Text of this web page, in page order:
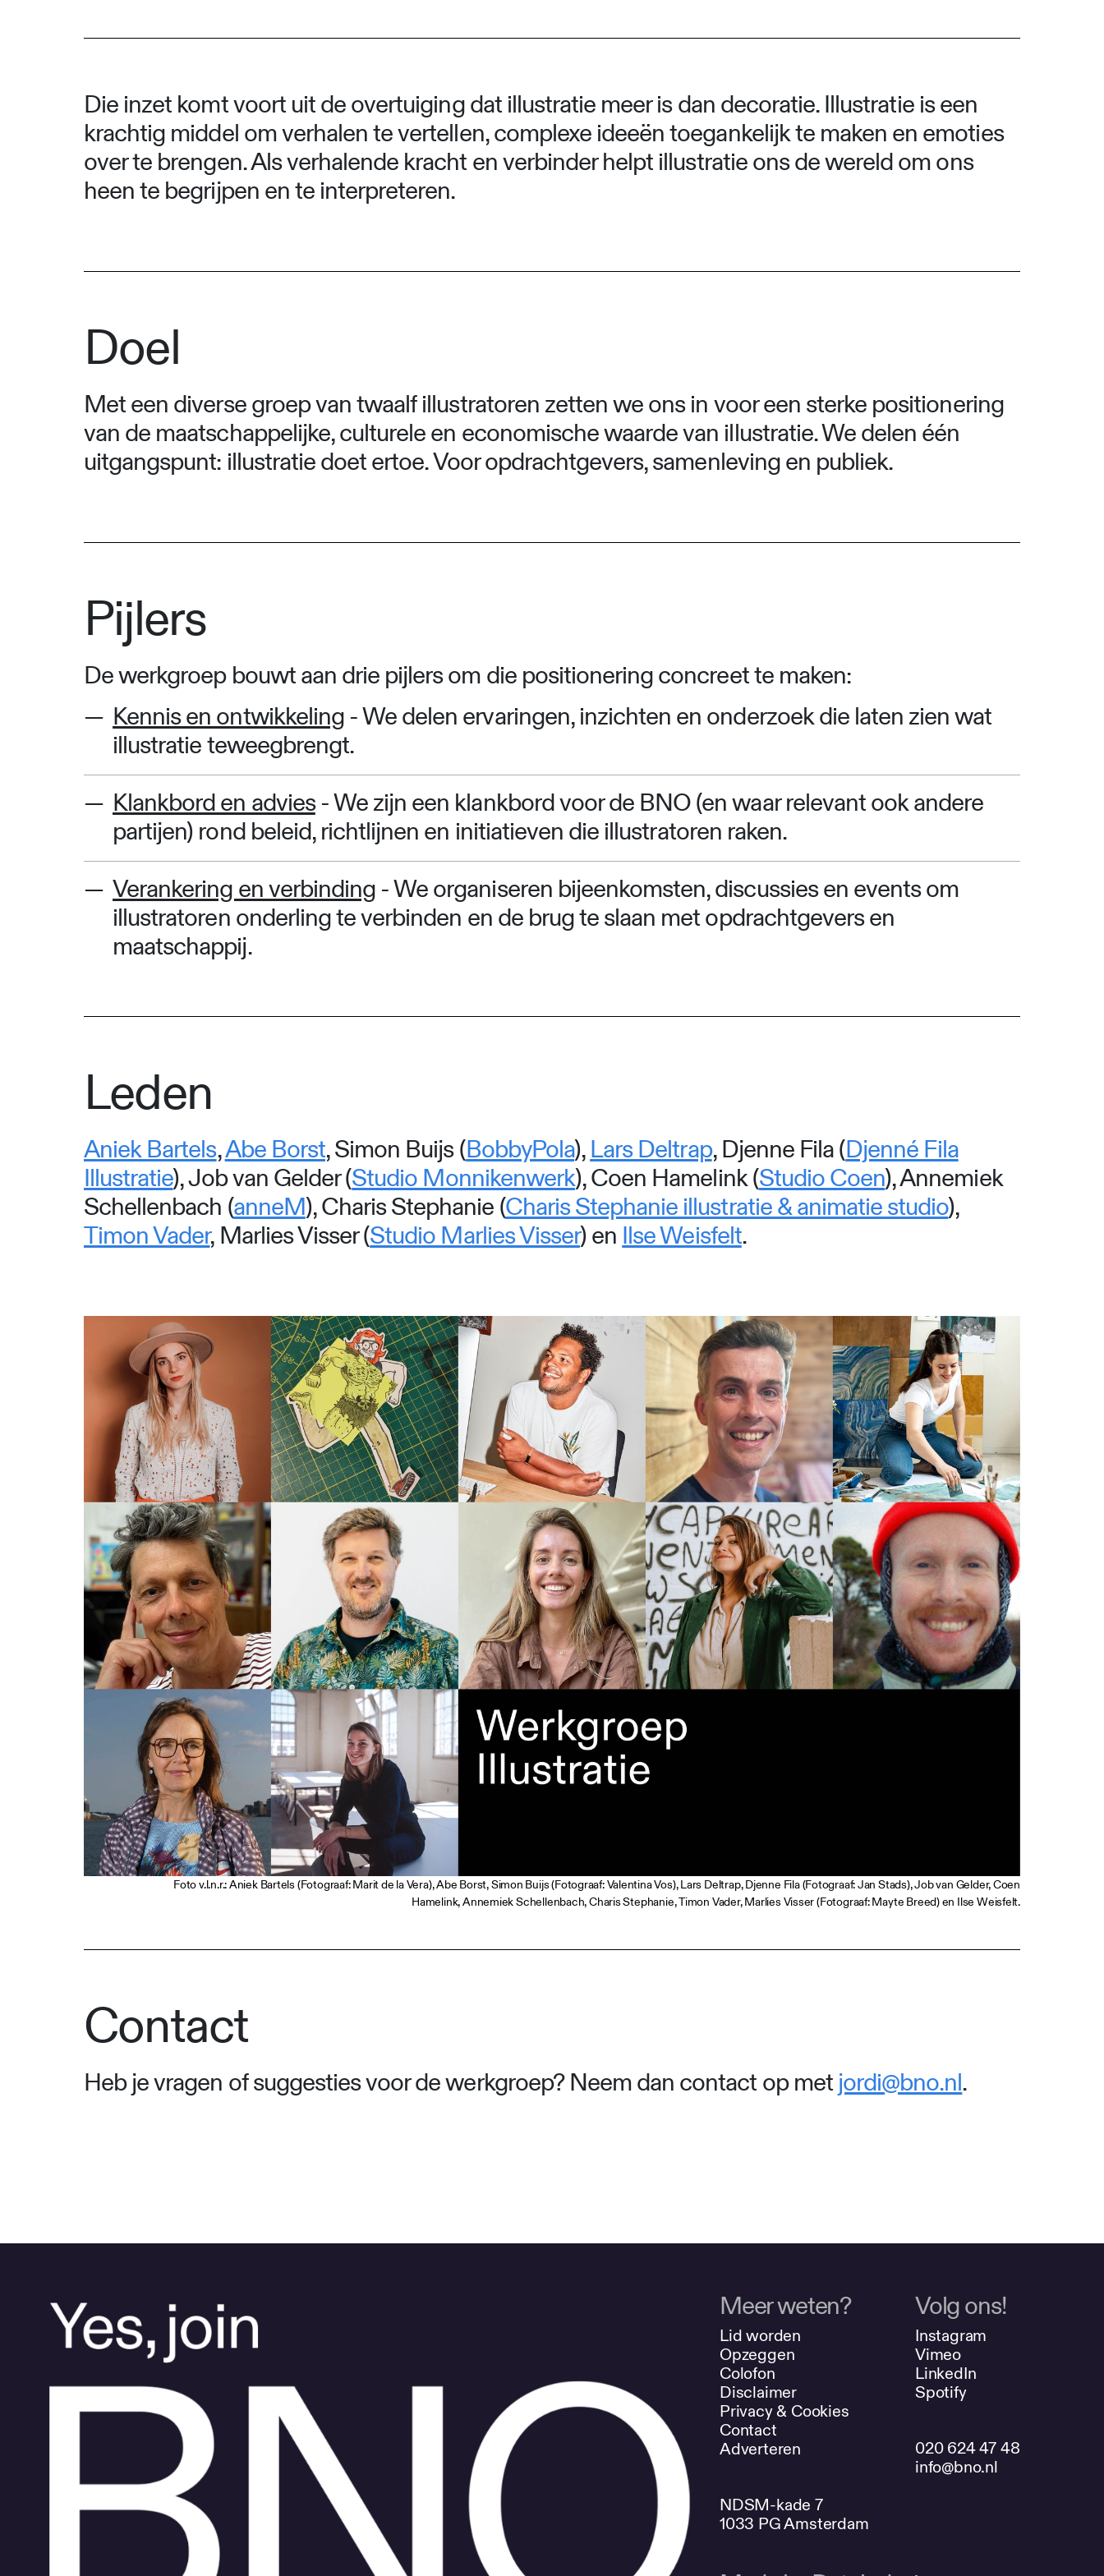
Die inzet komt voort uit de overtuiging dat illustratie meer is dan decoratie. Illustratie is een
krachtig middel om verhalen te vertellen, complexe ideeën toegankelijk te maken en emoties
over te brengen. Als verhalende kracht en verbinder helpt illustratie ons de wereld om ons
heen te begrijpen en te interpreteren.
Doel
Met een diverse groep van twaalf illustratoren zetten we ons in voor een sterke positionering
van de maatschappelijke, culturele en economische waarde van illustratie. We delen één
uitgangspunt: illustratie doet ertoe. Voor opdrachtgevers, samenleving en publiek.
Pijlers
De werkgroep bouwt aan drie pijlers om die positionering concreet te maken:
Kennis en ontwikkeling- We delen ervaringen, inzichten en onderzoek die laten zien wat
illustratie teweegbrengt.
Klankbord en advies- We zijn een klankbord voor de BNO (en waar relevant ook andere
partijen) rond beleid, richtlijnen en initiatieven die illustratoren raken.
Verankering en verbinding - We organiseren bijeenkomsten, discussies en events om
illustratoren onderling te verbinden en de brug te slaan met opdrachtgevers en
maatschappij.
Leden
Aniek Bartels,Abe Borst, Simon Buijs (BobbyPola),Lars Deltrap, Djenne Fila (Djenné Fila
Illustratie), Job van Gelder (Studio Monnikenwerk), Coen Hamelink (Studio Coen), Annemiek
Schellenbach (anneM), Charis Stephanie (Charis Stephanie illustratie & animatie studio),
Timon Vader, Marlies Visser (Studio Marlies Visser) en Ilse Weisfelt.
Foto v.l.n.r.: Aniek Bartels (Fotograaf: Marit de la Vera), Abe Borst, Simon Buijs (Fotograaf: Valentina Vos), Lars Deltrap, Djenne Fila (Fotograaf: Jan Stads), Job van Gelder, Coen
Hamelink, Annemiek Schellenbach, Charis Stephanie, Timon Vader, Marlies Visser (Fotograaf: Mayte Breed) en Ilse Weisfelt.
Contact
Heb je vragen of suggesties voor de werkgroep? Neem dan contact op met jordi@bno.nl.
Meer weten?
Lid worden
Opzeggen
Colofon
Disclaimer
Privacy & Cookies
Contact
Adverteren
NDSM-kade 7
1033 PG Amsterdam
Volg ons!
Instagram
Vimeo
LinkedIn
Spotify
020 624 47 48
info@bno.nl